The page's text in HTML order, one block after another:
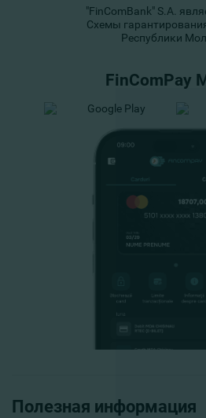
Полезная информация
"FinComBank" S.A.
Схемы
Республики
FinComPay